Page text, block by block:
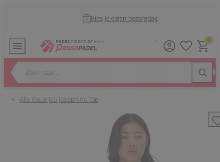
Kies je eigen bezorgdag
Zoek naar...
0
Alle Vieux Jeu Josephine Top